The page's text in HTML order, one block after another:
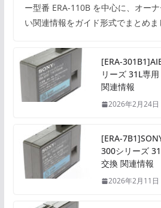
ー型番 ERA-110B を中心に、オー
い関連情報をガイド形式でまとめ
[ERA-
リーズ 31L専
関連情報
2026年2月24日
[ERA-
300シリーズ
交換 関連情報
2026年2月11日